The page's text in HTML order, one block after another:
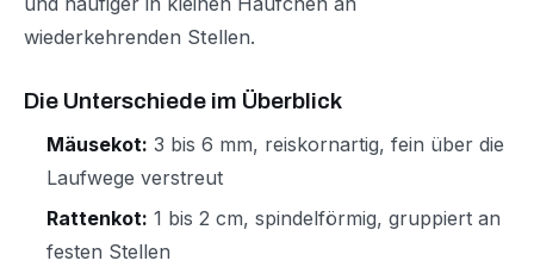
wiederkehrenden Stellen.
Die Unterschiede im Überblick
Mäusekot: 3 bis 6 mm, reiskornartig, fein über die
Laufwege verstreut
Rattenkot: 1 bis 2 cm, spindelförmig, gruppiert an
festen Stellen